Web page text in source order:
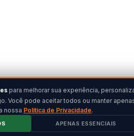
para melhorar sua experiência,
Você pode aceitar todos ou manter
nossa Política de Privacidade.
APENAS ESSENCIAIS